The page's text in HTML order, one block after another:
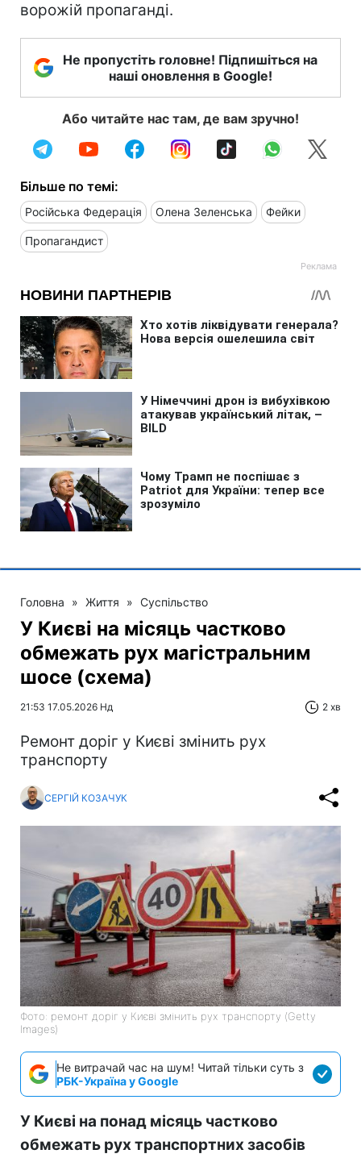
ворожій пропаганді.
Не пропустіть головне! Підпишіться на
наші оновлення в Google!
Або читайте нас там, де вам зручно!
Більше по темі:
Російська Федерація Олена Зеленська Фейки
Пропагандист
Головна » Життя » Суспільство
У Києві на місяць частково
обмежать рух магістральним
шосе (схема)
21:53 17.05.2026 Нд 2 хв
Ремонт доріг у Києві змінить рух
транспорту
СЕРГІЙ КОЗАЧУК
Фото: ремонт доріг у Києві змінить рух транспорту (Getty
Images)
Не витрачай час на шум! Читай тільки суть з
РБК-Україна у Google
У Києві на понад місяць частково
обмежать рух транспортних засобів